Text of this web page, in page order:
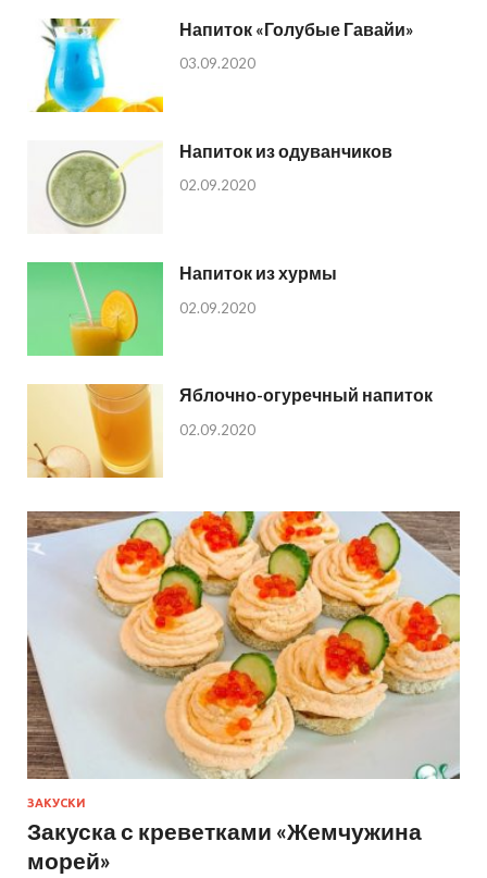
Напиток «Голубые Гавайи»
03.09.2020
Напиток из одуванчиков
02.09.2020
Напиток из хурмы
02.09.2020
Яблочно-огуречный напиток
02.09.2020
ЗАКУСКИ
Закуска с креветками «Жемчужина
морей»